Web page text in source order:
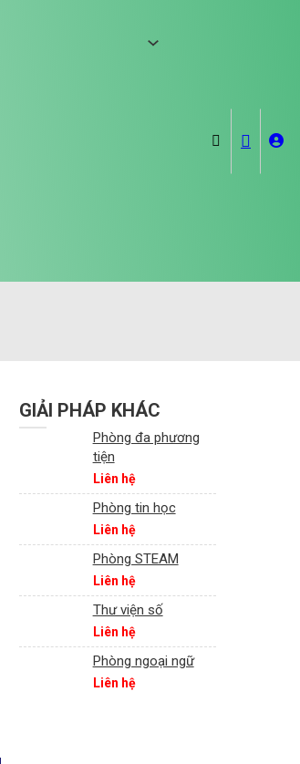
GIẢI PHÁP KHÁC
Phòng đa phương
tiện
Liên hệ
Phòng tin học
Liên hệ
Phòng STEAM
Liên hệ
Thư viện số
Liên hệ
Phòng ngoại ngữ
Liên hệ